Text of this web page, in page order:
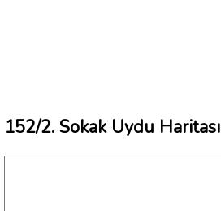
152/2. Sokak Uydu Haritası